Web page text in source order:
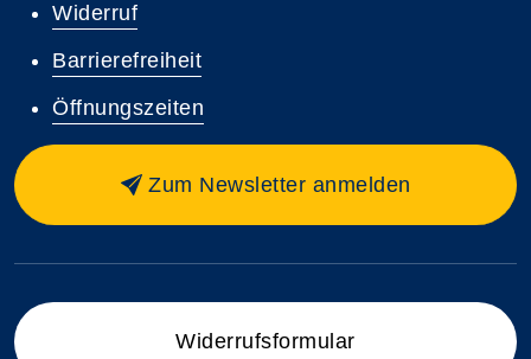
Widerruf
Barrierefreiheit
Öffnungszeiten
Zum Newsletter anmelden
Widerrufsformular